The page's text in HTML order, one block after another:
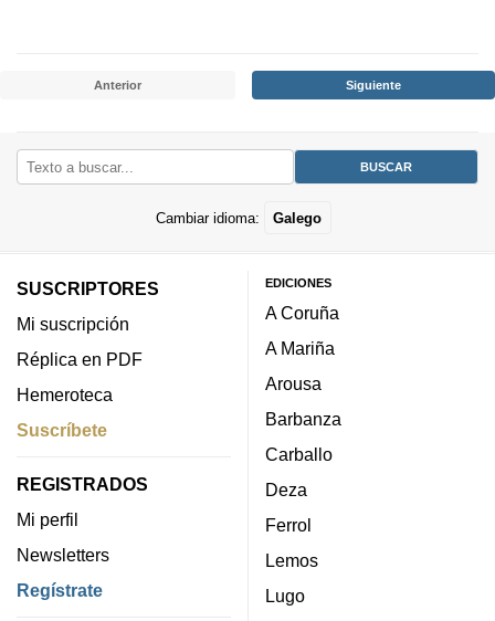
Anterior Siguiente
Cambiar idioma: Galego
SUSCRIPTORES
Mi suscripción
Réplica en PDF
Hemeroteca
Suscríbete
REGISTRADOS
Mi perfil
Newsletters
Regístrate
EDICIONES
A Coruña
A Mariña
Arousa
Barbanza
Carballo
Deza
Ferrol
Lemos
Lugo